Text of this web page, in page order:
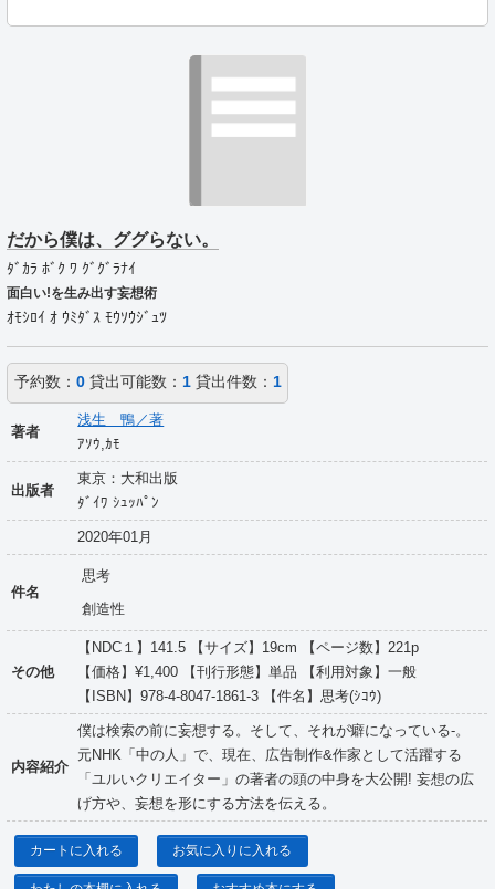
だから僕は、ググらない。
ﾀﾞｶﾗ ﾎﾞｸ ﾜ ｸﾞｸﾞﾗﾅｲ
面白い!を生み出す妄想術
ｵﾓｼﾛｲ ｵ ｳﾐﾀﾞｽ ﾓｳｿｳｼﾞｭﾂ
予約数： 0貸出可能数： 1貸出件数： 1
著者
浅生 鴨／著
ｱｿｳ,ｶﾓ
出版者
東京：大和出版
ﾀﾞｲﾜ ｼｭｯﾊﾟﾝ
2020年01月
件名
思考
創造性
その他
【NDC１】141.5 【サイズ】19cm 【ページ数】221p
【価格】¥1,400 【刊行形態】単品 【利用対象】一般
【ISBN】978-4-8047-1861-3 【件名】思考(ｼｺｳ)
内容紹介
僕は検索の前に妄想する。そして、それが癖になっている-。
元NHK「中の人」で、現在、広告制作&作家として活躍する
「ユルいクリエイター」の著者の頭の中身を大公開! 妄想の広
げ方や、妄想を形にする方法を伝える。
カートに入れる お気に入りに入れる